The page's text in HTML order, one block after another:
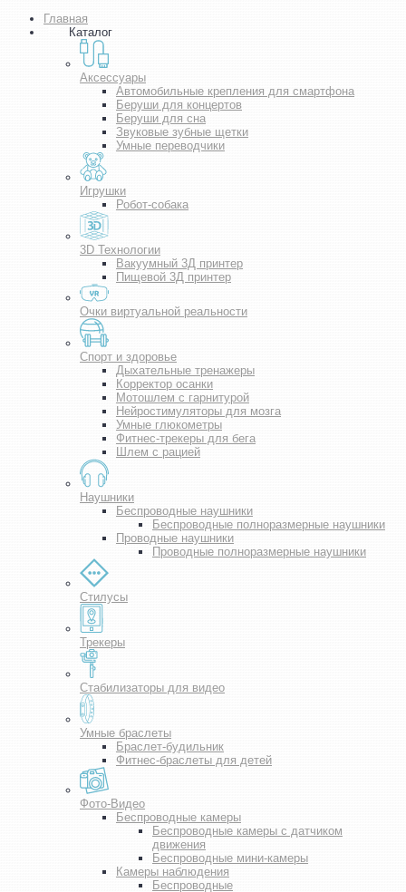
Главная
Каталог
Аксессуары
Автомобильные крепления для смартфона
Беруши для концертов
Беруши для сна
Звуковые зубные щетки
Умные переводчики
Игрушки
Робот-собака
3D Технологии
Вакуумный 3Д принтер
Пищевой 3Д принтер
Очки виртуальной реальности
Спорт и здоровье
Дыхательные тренажеры
Корректор осанки
Мотошлем с гарнитурой
Нейростимуляторы для мозга
Умные глюкометры
Фитнес-трекеры для бега
Шлем с рацией
Наушники
Беспроводные наушники
Беспроводные полноразмерные наушники
Проводные наушники
Проводные полноразмерные наушники
Стилусы
Трекеры
Стабилизаторы для видео
Умные браслеты
Браслет-будильник
Фитнес-браслеты для детей
Фото-Видео
Беспроводные камеры
Беспроводные камеры с датчиком
движения
Беспроводные мини-камеры
Камеры наблюдения
Беспроводные